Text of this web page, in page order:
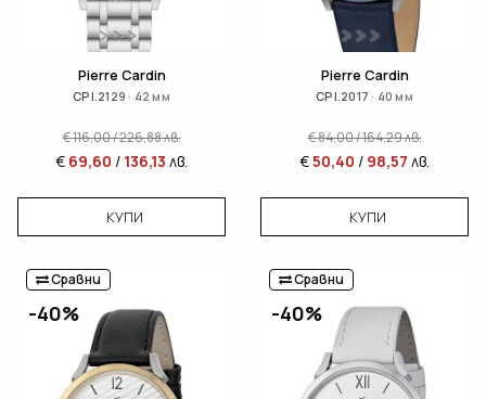
Pierre Cardin
CPI.2129 · 42 мм
€116,00/226,88лв.
€ 69,60 / 136,13 лв.
КУПИ
Pierre Cardin
CPI.2017 · 40 мм
€84,00/164,29лв.
€50,40 / 98,57 лв.
КУПИ
Сравни
-40%
Сравни
-40%